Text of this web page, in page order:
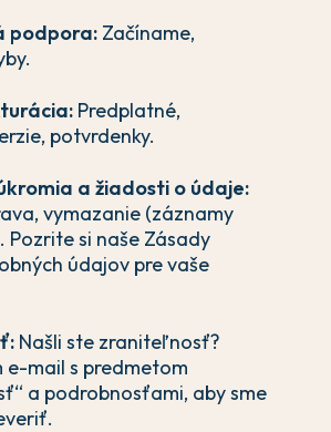
podpora: Začíname,
Predplatné,
potvrdenky.
a žiadosti o údaje:
vymazanie (záznamy
Pozrite si naše Zásady
údajov pre vaše
Našli ste zraniteľnosť?
e-mail s predmetom
a podrobnosťami, aby sme